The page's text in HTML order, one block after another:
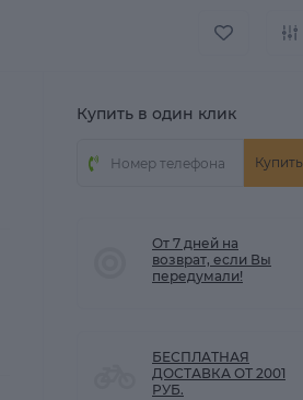
Купить в один клик
Купить
От 7 дней на
возврат, если Вы
передумали!
БЕСПЛАТНАЯ
ДОСТАВКА ОТ 2001
РУБ.